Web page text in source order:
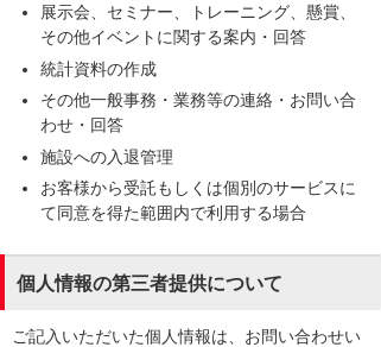
展示会、セミナー、トレーニング、懸賞、
その他イベントに関する案内・回答
統計資料の作成
その他一般事務・業務等の連絡・お問い合
わせ・回答
施設への入退管理
お客様から受託もしくは個別のサービスに
て同意を得た範囲内で利用する場合
個人情報の第三者提供について
ご記入いただいた個人情報は、お問い合わせい